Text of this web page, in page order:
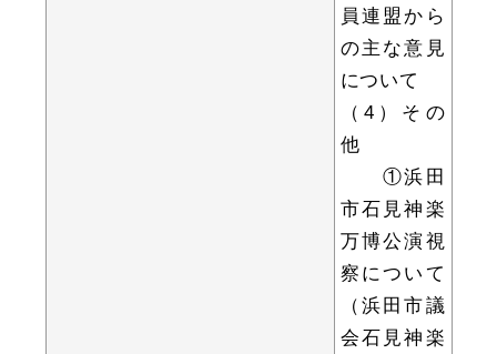
支援・助成制度
入札
公共交通・
敬老福祉乗車券
員連盟から
の主な意見
について
（4）その
他
①浜田
市石見神楽
万博公演視
察について
（浜田市議
会石見神楽